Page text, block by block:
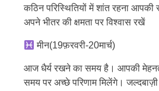
कठिन परिस्थितियों में शांत रहना आपकी
अपने भीतर की क्षमता पर विश्वास रखें
मीन(19फ़रवरी-20मार्च)
आज धैर्य रखने का समय है। आपकी मेहनत
समय पर अच्छे परिणाम मिलेंगे।